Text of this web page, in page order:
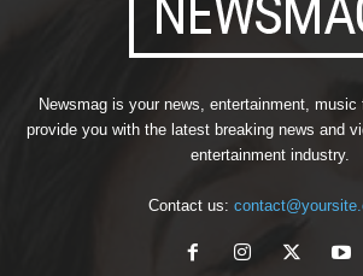
Newsmag is your news, entertainment,
provide you with the latest breaking news and
entertainment industry.
Contact us: